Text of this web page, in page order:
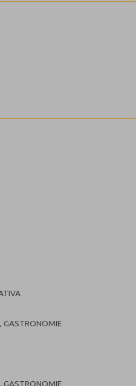
GASTRONOMIE
GASTRONOMIE